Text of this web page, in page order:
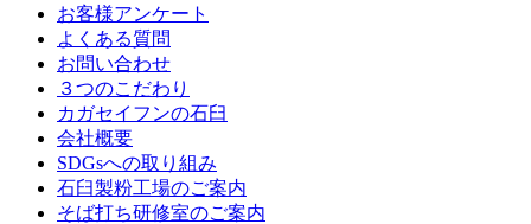
お客様アンケート
よくある質問
お問い合わせ
３つのこだわり
カガセイフンの石臼
会社概要
SDGsへの取り組み
石臼製粉工場のご案内
そば打ち研修室のご案内